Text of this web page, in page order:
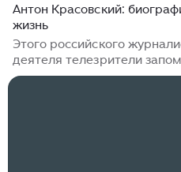
Антон Красовский:
жизнь
Этого российского
деятеля телезрители
«Книжные новости» и